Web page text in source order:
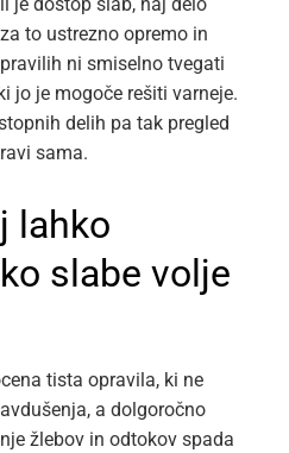
je dostop slab, naj delo
to ustrezno opremo in
ni smiselno tvegati
jo je mogoče rešiti varneje.
delih pa tak pregled
sama.
lahko
slabe volje
tista opravila, ki ne
a dolgoročno
žlebov in odtokov spada